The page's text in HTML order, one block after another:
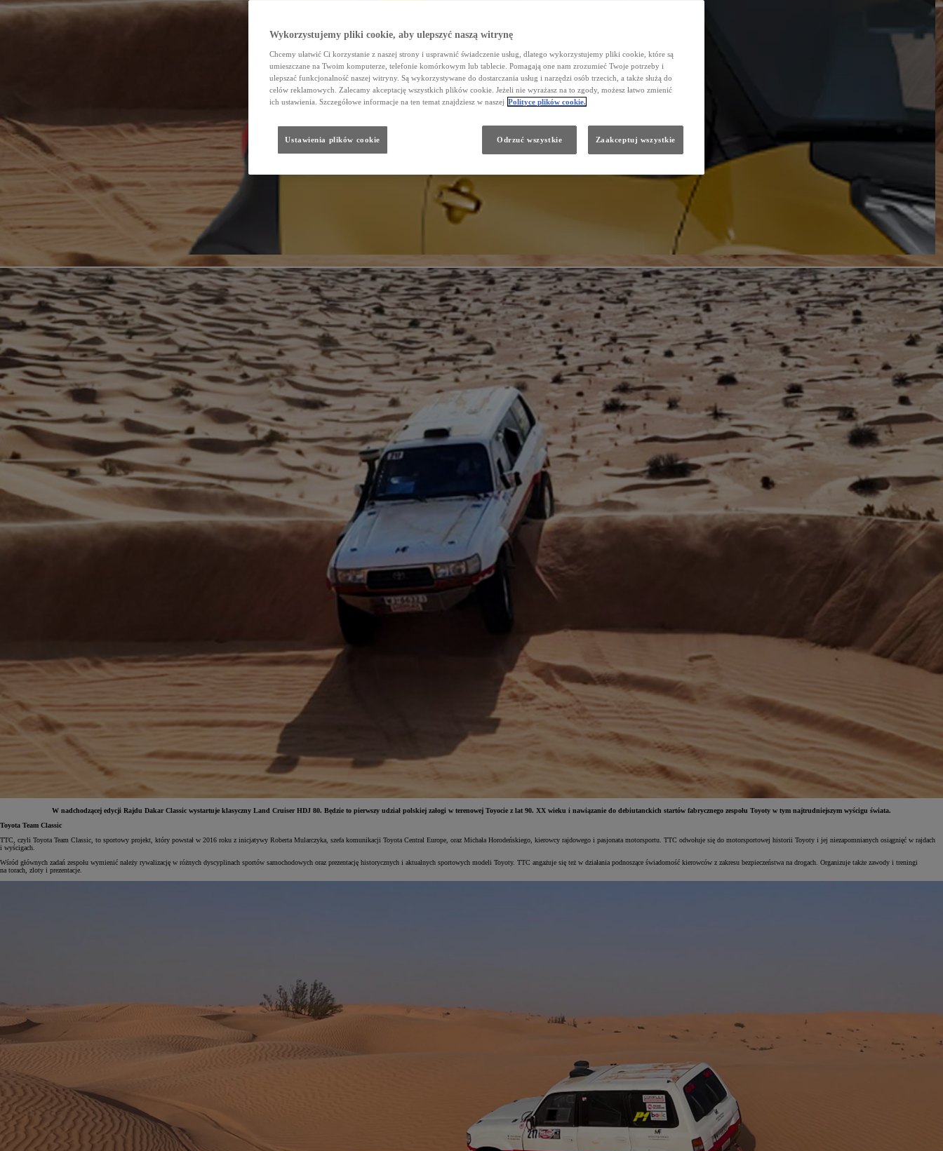
Od
Yaris Cross
HYBRID
W nadchodzącej edycji Rajdu Dakar Classic wystartuje klasyczny Land Cruiser HDJ 80. Będzie to pierwszy udział polskiej załogi w terenowej Toyocie z lat 90. XX wieku i nawiązanie do debiutanckich startów fabrycznego zespołu Toyoty w tym najtrudniejszym wyścigu świata.
Toyota Team Classic
TTC, czyli Toyota Team Classic, to sportowy projekt, który powstał w 2016 roku z inicjatywy Roberta Mularczyka, szefa komunikacji Toyota Central Europe, oraz Michała Horodeńskiego, kierowcy rajdowego i pasjonata motorsportu. TTC odwołuje się do motorsportowej historii Toyoty i jej niezapomnianych osiągnięć w rajdach
i wyścigach.
Wśród głównych zadań zespołu wymienić należy rywalizację w różnych dyscyplinach sportów samochodowych oraz prezentację historycznych i aktualnych sportowych modeli Toyoty. TTC angażuje się też w działania podnoszące świadomość kierowców z zakresu bezpieczeństwa na drogach. Organizuje także zawody i treningi
na torach, zloty i prezentacje.
Wykorzystujemy pliki cookie, aby ulepszyć naszą witrynę
Chcemy ułatwić Ci korzystanie z naszej strony i usprawnić świadczenie usług, dlatego wykorzystujemy pliki cookie, które są
umieszczane na Twoim komputerze, telefonie komórkowym lub tablecie. Pomagają one nam zrozumieć Twoje potrzeby i
ulepszać funkcjonalność naszej witryny. Są wykorzystywane do dostarczania usług i narzędzi osób trzecich, a także służą do
celów reklamowych. Zalecamy akceptację wszystkich plików cookie. Jeżeli nie wyrażasz na to zgody, możesz łatwo zmienić
ich ustawienia. Szczegółowe informacje na ten temat znajdziesz w naszej Polityce plików cookie.
Odrzuć wszystkie Zaakceptuj wszystkie
Ustawienia plików cookie